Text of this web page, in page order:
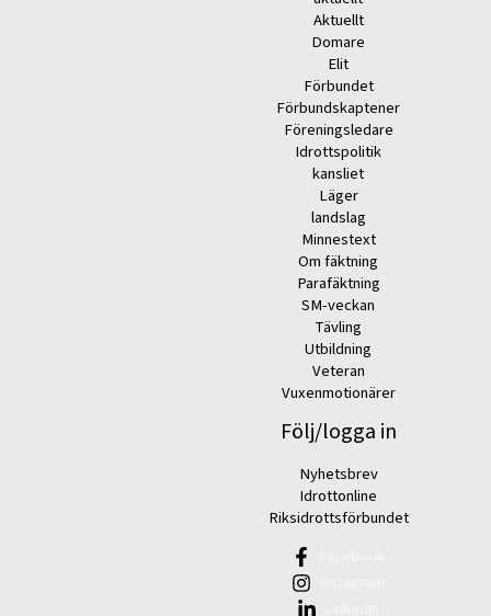
Aktuellt
Domare
Elit
Förbundet
Förbundskaptener
Föreningsledare
Idrottspolitik
kansliet
Läger
landslag
Minnestext
Om fäktning
Parafäktning
SM-veckan
Tävling
Utbildning
Veteran
Vuxenmotionärer
Följ/logga in
Nyhetsbrev
Idrottonline
Riksidrottsförbundet